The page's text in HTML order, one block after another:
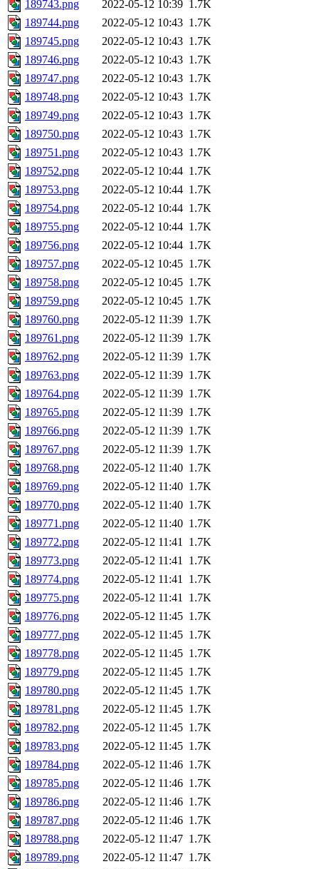
189743.png 2022-05-12 10:39 1.7K
189744.png
2022-05-12 10:43 1.7K
189745.png
2022-05-12 10:43 1.7K
189746.png
2022-05-12 10:43 1.7K
189747.png
2022-05-12 10:43 1.7K
189748.png
2022-05-12 10:43 1.7K
189749.png
2022-05-12 10:43 1.7K
189750.png
2022-05-12 10:43 1.7K
189751.png
2022-05-12 10:43 1.7K
189752.png
2022-05-12 10:44 1.7K
189753.png
2022-05-12 10:44 1.7K
189754.png
2022-05-12 10:44 1.7K
189755.png
2022-05-12 10:44 1.7K
189756.png
2022-05-12 10:44 1.7K
189757.png
2022-05-12 10:45 1.7K
189758.png
2022-05-12 10:45 1.7K
189759.png
2022-05-12 10:45 1.7K
189760.png
2022-05-12 11:39 1.7K
189761.png
2022-05-12 11:39 1.7K
189762.png
2022-05-12 11:39 1.7K
189763.png
2022-05-12 11:39 1.7K
189764.png
2022-05-12 11:39 1.7K
189765.png
2022-05-12 11:39 1.7K
189766.png
2022-05-12 11:39 1.7K
189767.png
2022-05-12 11:39 1.7K
189768.png
2022-05-12 11:40 1.7K
189769.png
2022-05-12 11:40 1.7K
189770.png
2022-05-12 11:40 1.7K
189771.png
2022-05-12 11:40 1.7K
189772.png
2022-05-12 11:41 1.7K
189773.png
2022-05-12 11:41 1.7K
189774.png
2022-05-12 11:41 1.7K
189775.png
2022-05-12 11:41 1.7K
189776.png
2022-05-12 11:45 1.7K
189777.png
2022-05-12 11:45 1.7K
189778.png
2022-05-12 11:45 1.7K
189779.png
2022-05-12 11:45 1.7K
189780.png
2022-05-12 11:45 1.7K
189781.png
2022-05-12 11:45 1.7K
189782.png
2022-05-12 11:45 1.7K
189783.png
2022-05-12 11:45 1.7K
189784.png
2022-05-12 11:46 1.7K
189785.png
2022-05-12 11:46 1.7K
189786.png
2022-05-12 11:46 1.7K
189787.png
2022-05-12 11:46 1.7K
189788.png
2022-05-12 11:47 1.7K
189789.png
2022-05-12 11:47 1.7K